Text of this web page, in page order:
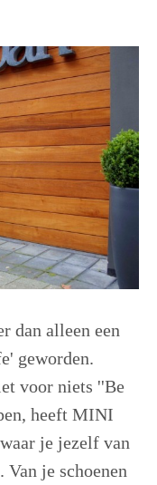
dan alleen een
geworden.
voor niets ''Be
heeft MINI
je jezelf van
je schoenen